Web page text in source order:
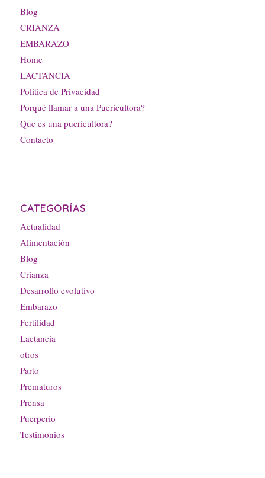
Blog
CRIANZA
EMBARAZO
Home
LACTANCIA
Política de Privacidad
Porqué llamar a una Puericultora?
Que es una puericultora?
Contacto
CATEGORÍAS
Actualidad
Alimentación
Blog
Crianza
Desarrollo evolutivo
Embarazo
Fertilidad
Lactancia
otros
Parto
Prematuros
Prensa
Puerperio
Testimonios